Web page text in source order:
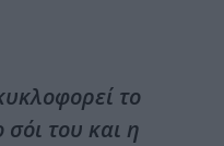
το
σόι του και η